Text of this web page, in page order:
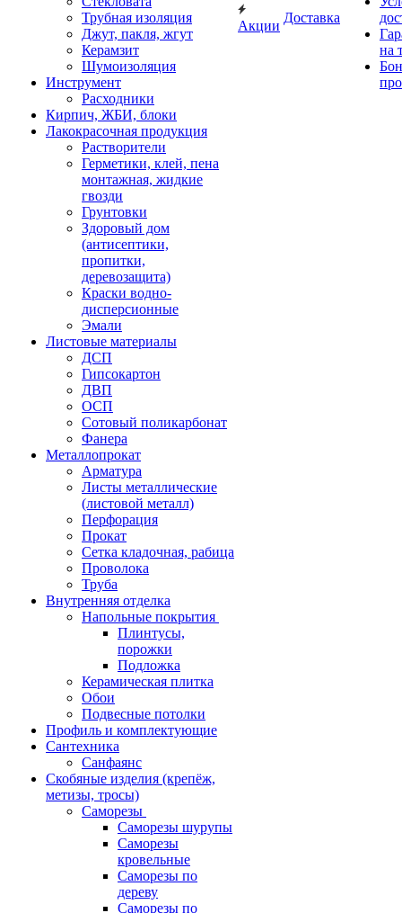
Трубная изоляция
Джут, пакля, жгут
Керамзит
Шумоизоляция
Инструмент
Расходники
Кирпич, ЖБИ, блоки
Лакокрасочная продукция
Растворители
Герметики, клей, пена
монтажная, жидкие
гвозди
Грунтовки
Здоровый дом
(антисептики,
пропитки,
деревозащита)
Краски водно-
дисперсионные
Эмали
Листовые материалы
ДСП
Гипсокартон
ДВП
ОСП
Сотовый поликарбонат
Фанера
Металлопрокат
Арматура
Листы металлические
(листовой металл)
Перфорация
Прокат
Сетка кладочная, рабица
Проволока
Труба
Внутренняя отделка
Напольные покрытия
Плинтусы,
порожки
Подложка
Керамическая плитка
Обои
Подвесные потолки
Профиль и комплектующие
Сантехника
Санфаянс
Скобяные изделия (крепёж,
метизы, тросы)
Саморезы
Саморезы шурупы
Саморезы
кровельные
Саморезы по
дереву
Саморезы по
Акции
Доставка
на